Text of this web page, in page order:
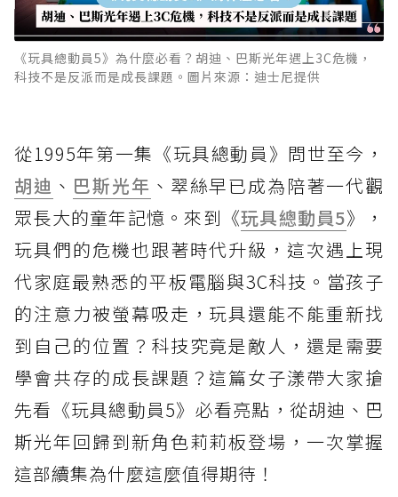
《玩具總動員5》為什麼必看？胡迪、巴斯光年遇上3C危機，
科技不是反派而是成長課題。圖片來源：迪士尼提供
從1995年第一集《玩具總動員》問世至今，
胡迪 、 巴斯光年 、翠絲早已成為陪著一代觀
眾長大的童年記憶。來到《玩具總動員5》，
玩具們的危機也跟著時代升級，這次遇上現
代家庭最熟悉的平板電腦與3C科技。當孩子
的注意力被螢幕吸走，玩具還能不能重新找
到自己的位置？科技究竟是敵人，還是需要
學會共存的成長課題？這篇女子漾帶大家搶
先看《玩具總動員5》必看亮點，從胡迪、巴
斯光年回歸到新角色莉莉板登場，一次掌握
這部續集為什麼這麼值得期待！